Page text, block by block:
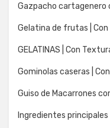
Gazpacho
Gelatina de frutas |
GELATINAS | Con
Gominolas caseras |
Guiso de Macarrones
Ingredientes